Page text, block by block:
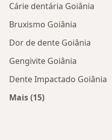
Cárie dentária Goiânia
Bruxismo Goiânia
Dor de dente Goiânia
Gengivite Goiânia
Dente Impactado Goiânia
Mais (15)